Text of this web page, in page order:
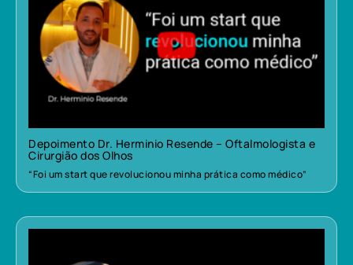
Depoimento Dr. Herminio Resende – Oftalmologista e
Cirurgião dos Olhos
“Foi um start que revolucionou minha prática como médico”